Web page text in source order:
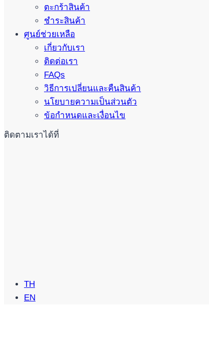
ตะกร้าสินค้า
ชำระสินค้า
ศูนย์ช่วยเหลือ
เกี่ยวกับเรา
ติดต่อเรา
FAQs
วิธีการเปลี่ยนและคืนสินค้า
นโยบายความเป็นส่วนตัว
ข้อกำหนดและเงื่อนไข
ติดตามเราได้ที่
TH
EN